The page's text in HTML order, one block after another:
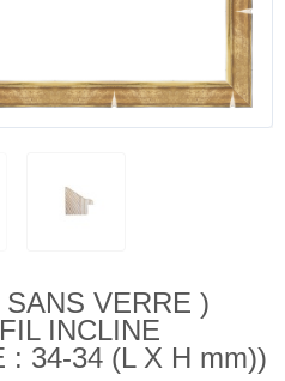
VERRE )
INCLINE
: 34-34 (L X H mm))